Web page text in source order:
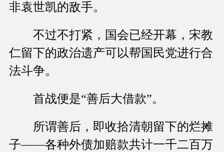
非袁世凯的敌手。
不过不打紧，国会已经开幕，宋教
仁留下的政治遗产可以帮国民党进行合
法斗争。
首战便是“善后大借款”。
所谓善后，即收拾清朝留下的烂摊
子——各种外债加赔款共计一千二百万